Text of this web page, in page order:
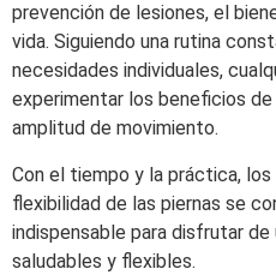
prevención de lesiones, el
vida. Siguiendo una rutina
necesidades individuales,
experimentar los beneficios de
amplitud de movimiento.
Con el tiempo y la práctica,
flexibilidad de las piernas se
indispensable para disfrutar
saludables y flexibles.